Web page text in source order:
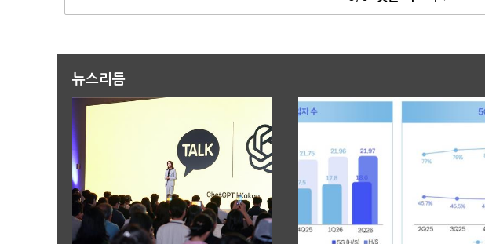
뉴스리듬